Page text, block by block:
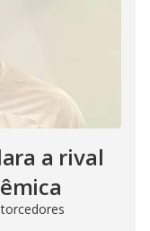
a rival